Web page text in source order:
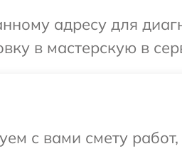
адресу для
в мастерскую в
с вами смету